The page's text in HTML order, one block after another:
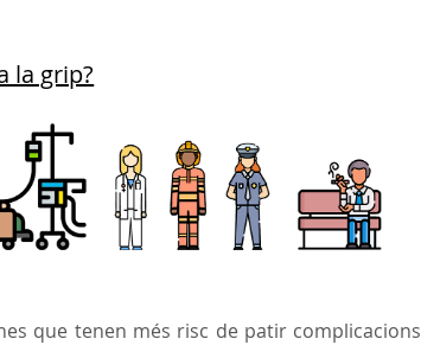
la grip?
que tenen més risc de patir complicacions